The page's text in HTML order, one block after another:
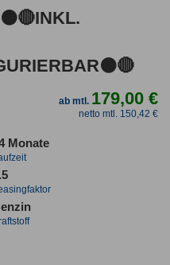
ab mtl. 179,00 €
netto mtl. 150,42 €
Monate